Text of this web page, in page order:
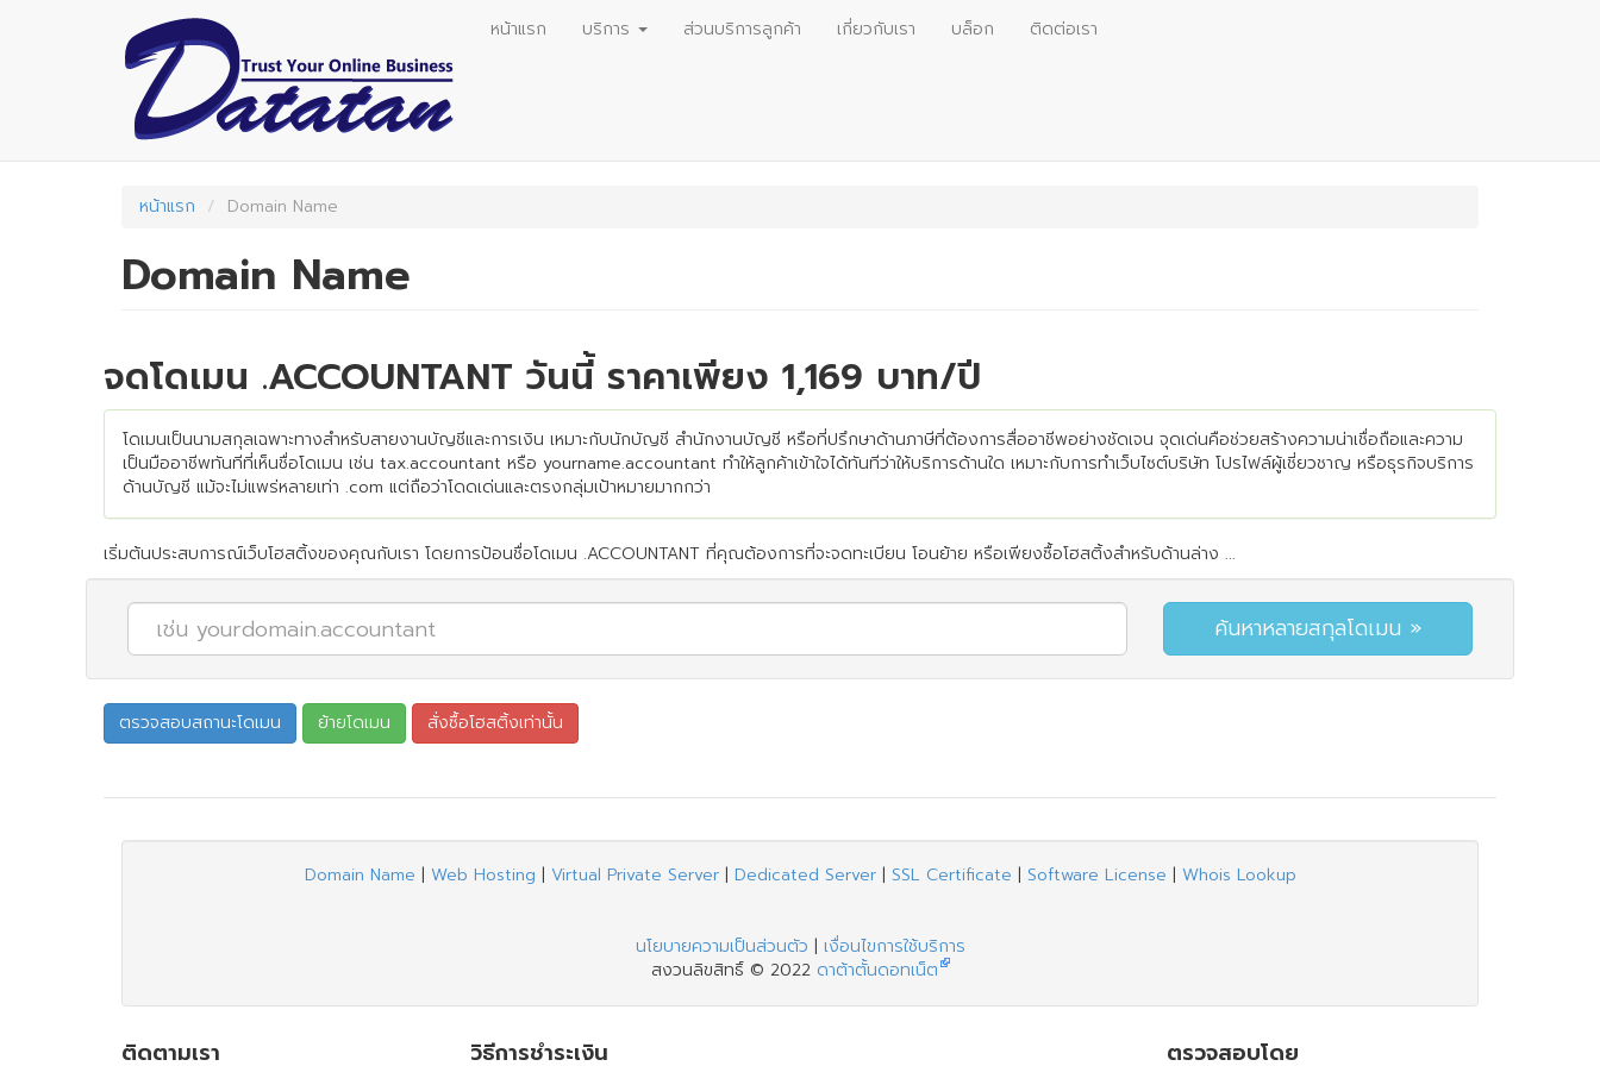
หน้าแรก บริการ ส่วนบริการลูกค้า เกี่ยวกับเรา บล็อก ติดต่อเรา
หน้าแรก Domain Name
Domain Name
จดโดเมน .ACCOUNTANT วันนี้ ราคาเพียง 1,169 บาท/ปี
โดเมนเป็นนามสกุลเฉพาะทางสำหรับสายงานบัญชีและการเงิน เหมาะกับนักบัญชี สำนักงานบัญชี หรือที่ปรึกษาด้านภาษีที่ต้องการสื่ออาชีพอย่างชัดเจน จุดเด่นคือช่วยสร้างความน่าเชื่อถือและความ
เป็นมืออาชีพทันทีที่เห็นชื่อโดเมน เช่น tax.accountant หรือ yourname.accountant ทำให้ลูกค้าเข้าใจได้ทันทีว่าให้บริการด้านใด เหมาะกับการทำเว็บไซต์บริษัท โปรไฟล์ผู้เชี่ยวชาญ หรือธุรกิจบริการ
ด้านบัญชี แม้จะไม่แพร่หลายเท่า .com แต่ถือว่าโดดเด่นและตรงกลุ่มเป้าหมายมากกว่า
เริ่มต้นประสบการณ์เว็บโฮสติ้งของคุณกับเรา โดยการป้อนชื่อโดเมน .ACCOUNTANT ที่คุณต้องการที่จะจดทะเบียน โอนย้าย หรือเพียงซื้อโฮสติ้งสำหรับด้านล่าง ...
Domain Name | Web Hosting | Virtual Private Server| Dedicated Server| SSL Certificate | Software License | Whois Lookup
นโยบายความเป็นส่วนตัว | เงื่อนไขการใช้บริการ
สงวนลิขสิทธิ์ © 2022 ดาต้าตั้นดอทเน็ต
ติดตามเรา วิธีการชำระเงิน ตรวจสอบโดย